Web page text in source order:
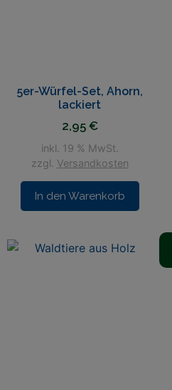
5er-Würfel-Set, Ahorn,
lackiert
2,95 €
inkl. 19 % MwSt.
zzgl. Versandkosten
In den Warenkorb